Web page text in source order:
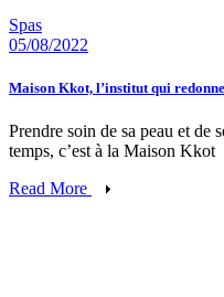
Spas
05/08/2022
Maison Kkot, l’institut qui
Prendre soin de sa peau et
temps, c’est à la Maison Kkot
Read More